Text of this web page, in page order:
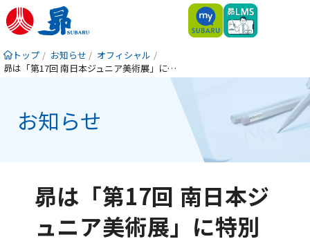
トップ お知らせ
オフィシャル
昴は「第17回 南日本ジュニア美術展」に特別協賛しています
お知らせ
昴は「第17回 南日本ジ
ュニア美術展」に特別